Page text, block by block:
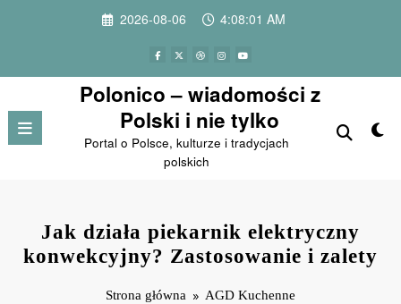
2026-08-06 4:08:02 AM
Polonico – wiadomości z
Polski i nie tylko
Portal o Polsce, kulturze i tradycjach
polskich
Jak działa piekarnik elektryczny
konwekcyjny? Zastosowanie i zalety
Strona główna
AGD Kuchenne